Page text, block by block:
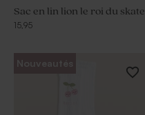
Sac en lin lion le roi du skate
15,95
Nouveautés